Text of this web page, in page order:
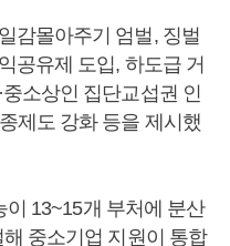
감몰아주기 엄벌, 징벌
공유제 도입, 하도급 거
소상인 집단교섭권 인
제도 강화 등을 제시했
13~15개 부처에 분산
중소기업 지원이 통합